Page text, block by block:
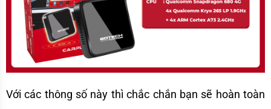
Với các thông số này thì chắc chắn bạn sẽ hoàn toàn